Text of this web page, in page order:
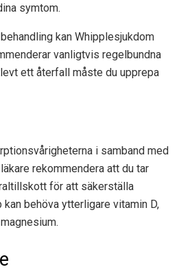
symtom.
kan Whipplesjukdom
vanligtvis regelbundna
ett återfall måste du upprepa
i samband med
rekommendera att du tar
för att säkerställa
kan behöva ytterligare vitamin D,